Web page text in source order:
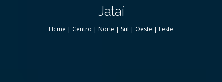
Jataí
Home | Centro | Norte | Sul | Oeste | Leste